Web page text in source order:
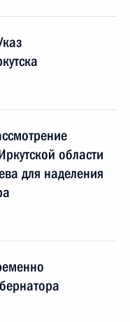
области
для наделения